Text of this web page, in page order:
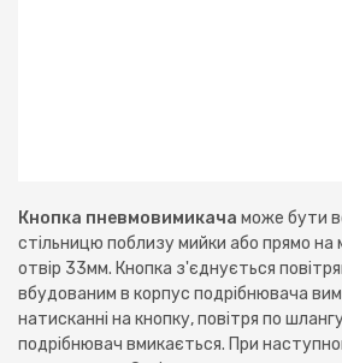
Кнопка пневмовимикача може бути
стільницю поблизу мийки або прямо на
отвір 33мм. Кнопка з'єднується
вбудованим в корпус подрібнювача
натисканні на кнопку, повітря по
подрібнювач вмикається. При